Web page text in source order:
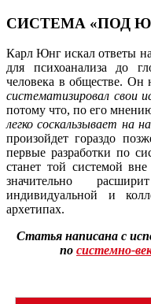
СИСТЕМА «ПОД
Карл Юнг искал ответы
для психоанализа до
человека в обществе. Он
систематизировал свои
потому что, по его
легко соскальзывает на
произойдет гораздо
первые разработки по
станет той системой вне
значительно
индивидуальной и
архетипах.
Статья написана с
по системно-